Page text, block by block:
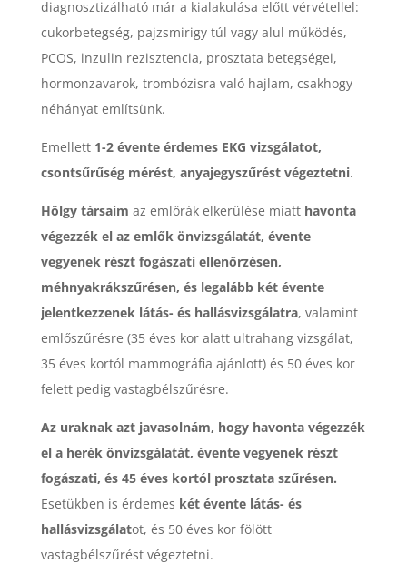
diagnosztizálható már a kialakulása előtt vérvétellel:
cukorbetegség, pajzsmirigy túl vagy alul működés,
PCOS, inzulin rezisztencia, prosztata betegségei,
hormonzavarok, trombózisra való hajlam, csakhogy
néhányat említsünk.
Emellett 1-2 évente érdemes EKG vizsgálatot,
csontsűrűség mérést, anyajegyszűrést végeztetni.
Hölgy társaim az emlőrák elkerülése miatt havonta
végezzék el az emlők önvizsgálatát, évente
vegyenek részt fogászati ellenőrzésen,
méhnyakrákszűrésen, és legalább két évente
jelentkezzenek látás- és hallásvizsgálatra, valamint
emlőszűrésre (35 éves kor alatt ultrahang vizsgálat,
35 éves kortól mammográfia ajánlott) és 50 éves kor
felett pedig vastagbélszűrésre.
Az uraknak azt javasolnám, hogy havonta végezzék
el a herék önvizsgálatát, évente vegyenek részt
fogászati, és 45 éves kortól prosztata szűrésen.
Esetükben is érdemes két évente látás- és
hallásvizsgálatot, és 50 éves kor fölött
vastagbélszűrést végeztetni.